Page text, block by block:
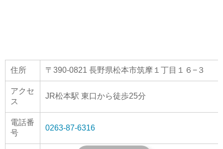
住所 〒390-0821 長野県松本市筑摩１丁目１６−３
アクセ
ス
JR松本駅 東口から徒歩25分
電話番
号
0263-87-6316